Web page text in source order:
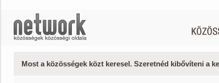
Most a közösségek közt keresel. Szeretnéd kibővíteni a